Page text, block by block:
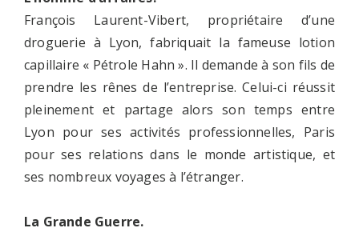
François Laurent-Vibert, propriétaire d’une
droguerie à Lyon, fabriquait la fameuse lotion
capillaire « Pétrole Hahn ». Il demande à son fils de
prendre les rênes de l’entreprise. Celui-ci réussit
pleinement et partage alors son temps entre
Lyon pour ses activités professionnelles, Paris
pour ses relations dans le monde artistique, et
ses nombreux voyages à l’étranger.
La Grande Guerre.